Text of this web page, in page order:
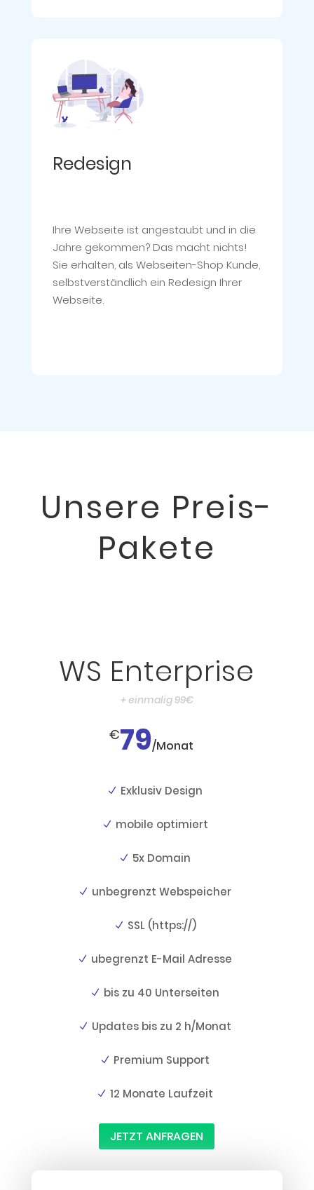
Redesign
Ihre Webseite ist angestaubt und in die
Jahre gekommen? Das macht nichts!
Sie erhalten, als Webseiten-Shop Kunde,
selbstverständlich ein Redesign Ihrer
Webseite.
Unsere Preis-
Pakete
WS Enterprise
+ einmalig 99€
€79/Monat
Exklusiv Design
mobile optimiert
5x Domain
unbegrenzt Webspeicher
SSL (https://)
ubegrenzt E-Mail Adresse
bis zu 40 Unterseiten
Updates bis zu 2 h/Monat
Premium Support
12 Monate Laufzeit
JETZT ANFRAGEN